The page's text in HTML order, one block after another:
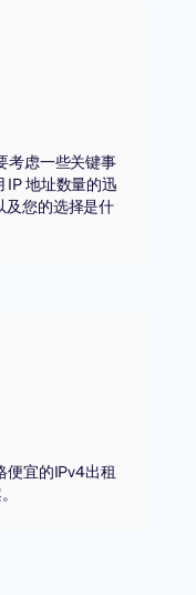
考虑一些关键事
IP 地址数量的迅
及您的选择是什
便宜的IPv4出租